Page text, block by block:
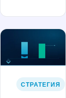
СТРАТЕГИЯ